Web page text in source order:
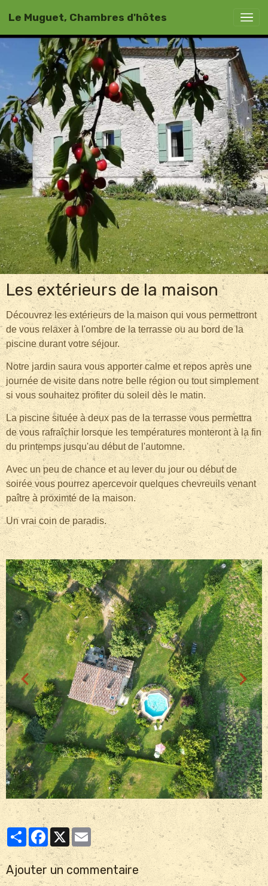
Le Muguet, Chambres d'hôtes
Les extérieurs de la maison
Découvrez les extérieurs de la maison qui vous permettront
de vous relaxer à l'ombre de la terrasse ou au bord de la
piscine durant votre séjour.
Notre jardin saura vous apporter calme et repos après une
journée de visite dans notre belle région ou tout simplement
si vous souhaitez profiter du soleil dès le matin.
La piscine située à deux pas de la terrasse vous permettra
de vous rafraîchir lorsque les températures monteront à la fin
du printemps jusqu'au début de l'automne.
Avec un peu de chance et au lever du jour ou début de
soirée vous pourrez apercevoir quelques chevreuils venant
paître à proximté de la maison.
Un vrai coin de paradis.
PartagerFacebook
X Email
Ajouter un commentaire